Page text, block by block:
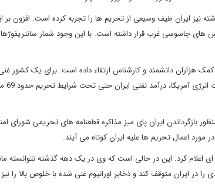
نیز ایران طیف وسیعی از تحریم ها را تجربه کرده است. افزون بر
جاسوسی غرب قرار داشته است. با این وجود شمار
هزاران دانشمند و کارشناس ارتقاء داده است. برای یک کشور
هزینه های
بازگرداندن ایران پای میز مذاکره قطعنامه های تحریمی شورای
مورد اعمال تحریم ها علیه ایران کوتاه می آیند.
اعلام کرد. این در حالی است که وی در یک دهه گذشته نتوانسته
های هسته ای ایران شود. اما توافق ژنو توانست غنی سازی 20 درصدی را در ایران متوقف کند و ذخایر اورانیوم غنی شده با خلوص